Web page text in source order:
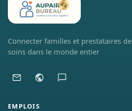
Connecter familles et prestataires de
soins dans le monde entier
EMPLOIS